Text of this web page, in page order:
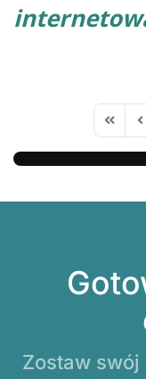
First
Zostaw